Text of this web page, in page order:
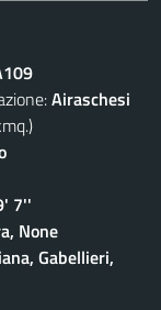
Airaschesi
7''
None
Gabellieri,